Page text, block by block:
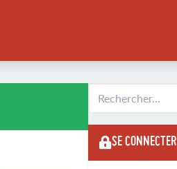
SE CONNECTER